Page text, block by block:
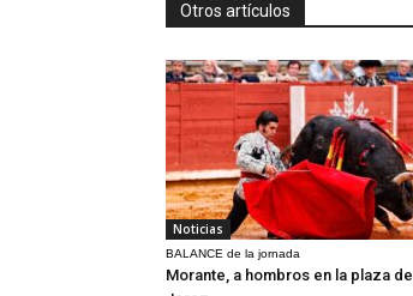
Otros artículos
Noticias
BALANCE de la jornada
Morante, a hombros en la plaza de